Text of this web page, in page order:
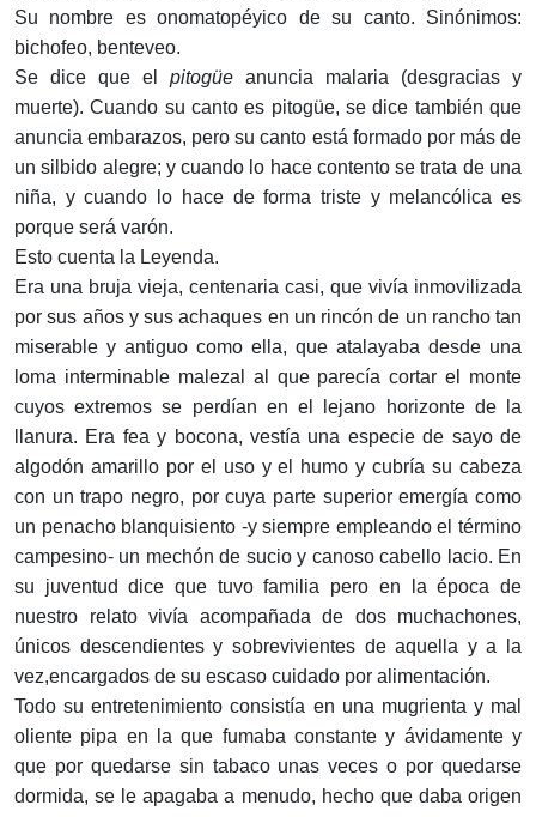
Su nombre es onomatopéyico de su canto. Sinónimos:
bichofeo, benteveo.
Se dice que el pitogüe anuncia malaria (desgracias y
muerte). Cuando su canto es pitogüe, se dice también que
anuncia embarazos, pero su canto está formado por más de
un silbido alegre; y cuando lo hace contento se trata de una
niña, y cuando lo hace de forma triste y melancólica es
porque será varón.
Esto cuenta la Leyenda.
Era una bruja vieja, centenaria casi, que vivía inmovilizada
por sus años y sus achaques en un rincón de un rancho tan
miserable y antiguo como ella, que atalayaba desde una
loma interminable malezal al que parecía cortar el monte
cuyos extremos se perdían en el lejano horizonte de la
llanura. Era fea y bocona, vestía una especie de sayo de
algodón amarillo por el uso y el humo y cubría su cabeza
con un trapo negro, por cuya parte superior emergía como
un penacho blanquisiento -y siempre empleando el término
campesino- un mechón de sucio y canoso cabello lacio. En
su juventud dice que tuvo familia pero en la época de
nuestro relato vivía acompañada de dos muchachones,
únicos descendientes y sobrevivientes de aquella y a la
vez,encargados de su escaso cuidado por alimentación.
Todo su entretenimiento consistía en una mugrienta y mal
oliente pipa en la que fumaba constante y ávidamente y
que por quedarse sin tabaco unas veces o por quedarse
dormida, se le apagaba a menudo, hecho que daba origen